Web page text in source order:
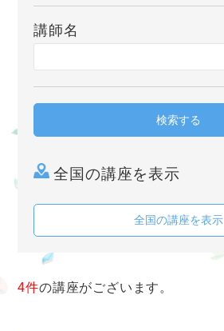
講師名
検索する
全国の講座を表示
全国の講座を表示
4件の講座がございます。